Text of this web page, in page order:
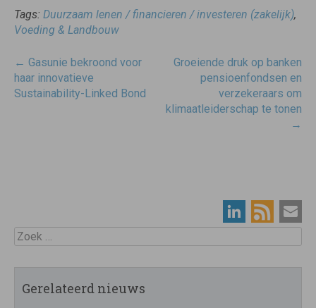
Tags: Duurzaam lenen / financieren / investeren (zakelijk),
Voeding & Landbouw
Post
navigatie
← Gasunie bekroond voor
haar innovatieve
Sustainability-Linked Bond
Groeiende druk op banken
pensioenfondsen en
verzekeraars om
klimaatleiderschap te tonen
→
Zoek
Gerelateerd nieuws